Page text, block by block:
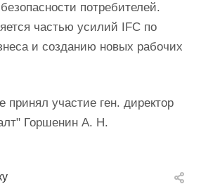
потребителей.
частью усилий IFC по
и созданию новых рабочих
участие ген. директор
Горшенин А. Н.